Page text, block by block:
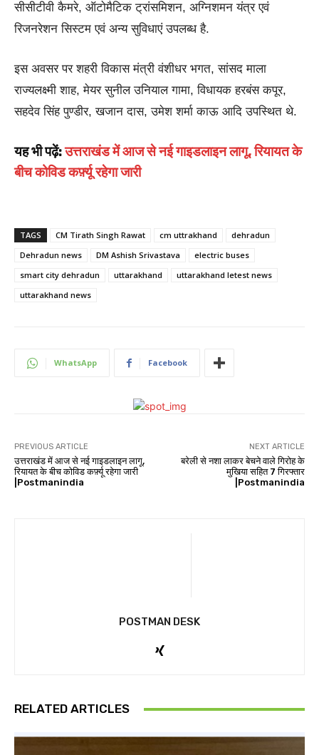
सीसीटीवी कैमरे, ऑटोमैटिक ट्रांसमिशन, अग्निशमन यंत्र एवं
रिजनरेशन सिस्टम एवं अन्य सुविधाएं उपलब्ध है.
इस अवसर पर शहरी विकास मंत्री वंशीधर भगत, सांसद माला
राज्यलक्ष्मी शाह, मेयर सुनील उनियाल गामा, विधायक हरबंस कपूर,
सहदेव सिंह पुण्डीर, खजान दास, उमेश शर्मा काऊ आदि उपस्थित थे.
यह भी पढ़ें:उत्तराखंड में आज से नई गाइडलाइन लागू, रियायत के
बीच कोविड कर्फ़्यू रहेगा जारी
TAGS CM Tirath Singh Rawat cm uttrakhand
dehradun
Dehradun news
DM Ashish Srivastava
electric buses
smart city dehradun
uttarakhand
uttarakhand letest news
uttarakhand news
WhatsApp Facebook
PREVIOUS ARTICLE
उत्तराखंड में आज से नई गाइडलाइन लागू,
रियायत के बीच कोविड कर्फ़्यू रहेगा जारी
|Postmanindia
NEXT ARTICLE
बरेली से नशा लाकर बेचने वाले गिरोह के
मुखिया सहित 7 गिरफ्तार
|Postmanindia
POSTMAN DESK
RELATED ARTICLES